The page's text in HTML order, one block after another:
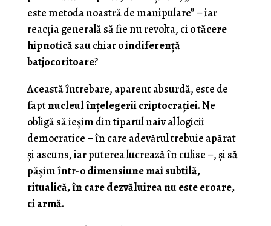
este metoda noastră de manipulare” – iar
reacția generală să fie nu revolta, ci otăcere
hipnoticăsau chiar oindiferență
batjocoritoare?
Această întrebare, aparent absurdă, este de
faptnucleul înțelegerii criptocrației. Ne
obligă să ieșim din tiparul naiv al logicii
democratice – în care adevărul trebuie apărat
și ascuns, iar puterea lucrează în culise –, și să
pășim într-odimensiune mai subtilă,
ritualică, în care dezvăluirea nu este eroare,
ci armă.